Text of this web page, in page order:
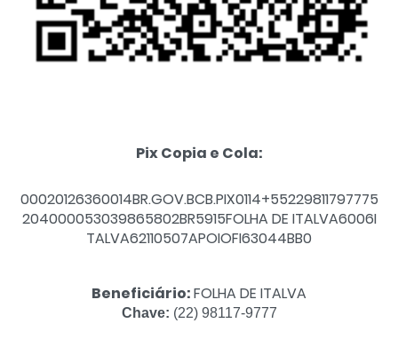
Pix Copia e Cola:
00020126360014BR.GOV.BCB.PIX0114+55229811797775
204000053039865802BR5915FOLHA DE ITALVA6006I
TALVA62110507APOIOFI63044BB0
Beneficiário:FOLHA DE ITALVA
Chave: (22) 98117-9777